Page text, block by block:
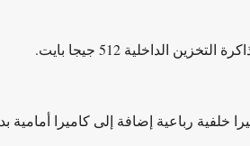
الداخلية 512 جيجا بايت.
خلفية رباعية إضافة إلى كاميرا أمامية بدقة 40 ميجا